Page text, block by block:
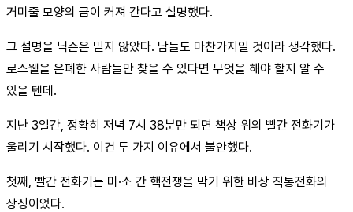
거미줄 모양의 금이 커져 간다고 설명했다.
그 설명을 닉슨은 믿지 않았다. 남들도 마찬가지일 것이라 생각했다.
로스웰을 은폐한 사람들만 찾을 수 있다면 무엇을 해야 할지 알 수
있을 텐데.
지난 3일간, 정확히 저녁 7시 38분만 되면 책상 위의 빨간 전화기가
울리기 시작했다. 이건 두 가지 이유에서 불안했다.
첫째, 빨간 전화기는 미·소 간 핵전쟁을 막기 위한 비상 직통전화의
상징이었다.